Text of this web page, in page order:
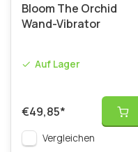
Bloom The Orchid
Wand-Vibrator
Auf Lager
€49,85*
Vergleichen